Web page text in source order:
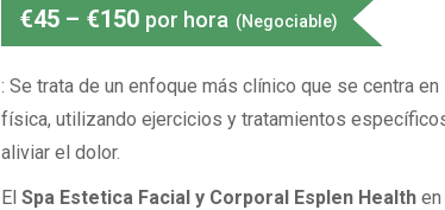
€45 – €150 por hora (Negociable)
: Se trata de un enfoque más clínico que se centra
física, utilizando ejercicios y tratamientos
aliviar el dolor.
El Spa Estetica Facial y Corporal Esplen Healthen